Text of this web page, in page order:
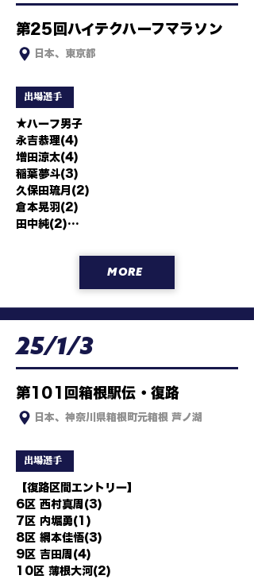
第25回ハイテクハーフマラソン
日本、東京都
出場選手
★ハーフ男子
永吉恭理(4)
増田涼太(4)
稲葉夢斗(3)
久保田琉月(2)
倉本晃羽(2)
田中純(2)
MORE
25/1/3
第101回箱根駅伝・復路
日本、神奈川県箱根町元箱根 芦ノ湖
出場選手
【復路区間エントリー】
6区 西村真周(3)
7区 内堀勇(1)
8区 網本佳悟(3)
9区 吉田周(4)
10区 薄根大河(2)